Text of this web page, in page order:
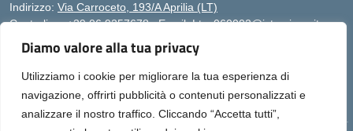
Diamo valore alla tua privacy
Utilizziamo i cookie per migliorare la tua esperienza di
navigazione, offrirti pubblicità o contenuti personalizzati e
analizzare il nostro traffico. Cliccando “Accetta tutti”,
Indirizzo: Via Carroceto, 193/A Aprilia (LT)
Centralino:+39 06 9257678 Email:Ltps060002@istruzione.it
Posta elettronica certificata (PEC):
Codice meccanografico:
LTPS060002